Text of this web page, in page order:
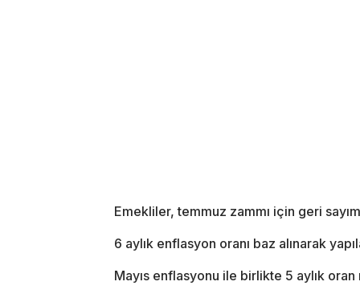
Emekliler, temmuz zammı için geri
6 aylık enflasyon oranı baz alınarak
Mayıs enflasyonu ile birlikte 5 aylık